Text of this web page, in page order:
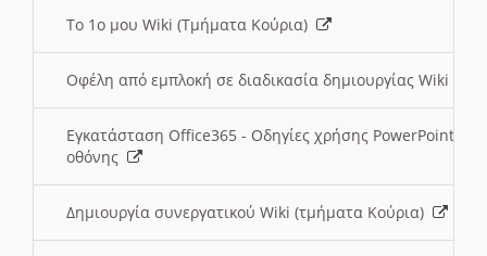
Το 1ο μου Wiki (Τμήματα Κούρια)
Οφέλη από εμπλοκή σε διαδικασία δημιουργίας Wiki
Εγκατάσταση Office365 - Οδηγίες χρήσης PowerPoint
οθόνης
Δημιουργία συνεργατικού Wiki (τμήματα Κούρια)